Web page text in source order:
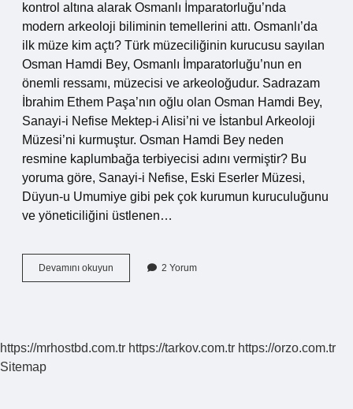
kontrol altına alarak Osmanlı İmparatorluğu’nda
modern arkeoloji biliminin temellerini attı. Osmanlı’da
ilk müze kim açtı? Türk müzeciliğinin kurucusu sayılan
Osman Hamdi Bey, Osmanlı İmparatorluğu’nun en
önemli ressamı, müzecisi ve arkeoloğudur. Sadrazam
İbrahim Ethem Paşa’nın oğlu olan Osman Hamdi Bey,
Sanayi-i Nefise Mektep-i Alisi’ni ve İstanbul Arkeoloji
Müzesi’ni kurmuştur. Osman Hamdi Bey neden
resmine kaplumbağa terbiyecisi adını vermiştir? Bu
yoruma göre, Sanayi-i Nefise, Eski Eserler Müzesi,
Düyun-u Umumiye gibi pek çok kurumun kuruculuğunu
ve yöneticiliğini üstlenen…
Devamını okuyun
Hamdi
2 Yorum
https://mrhostbd.com.tr https://tarkov.com.tr https://orzo.com.tr
Sitemap